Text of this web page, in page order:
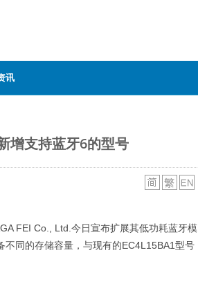
讯
增支持蓝牙6的型号
FEI Co., Ltd.今日宣布扩展其低功耗蓝牙模
同的存储容量，与现有的EC4L15BA1型号